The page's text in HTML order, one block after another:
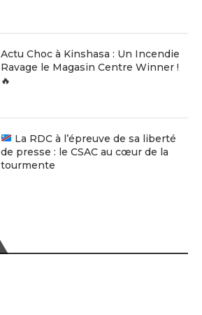
Actu Choc à Kinshasa : Un Incendie
Ravage le Magasin Centre Winner !
🔥
La RDC à l’épreuve de sa liberté
de presse : le CSAC au cœur de la
tourmente